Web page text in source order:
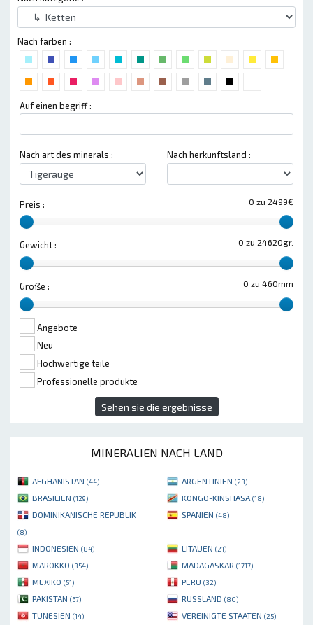
Nach farben :
Auf einen begriff :
Nach art des minerals : Nach herkunftsland :
0 zu 2499€
Preis :
0 zu 24620gr.
Gewicht :
0 zu 460mm
Größe :
Angebote
Neu
Hochwertige teile
Professionelle produkte
Sehen sie die ergebnisse
MINERALIEN NACH LAND
AFGHANISTAN (44) ARGENTINIEN (23)
BRASILIEN (129) KONGO-KINSHASA (18)
DOMINIKANISCHE REPUBLIK
(8)
SPANIEN (48)
INDONESIEN (84) LITAUEN (21)
MAROKKO (354) MADAGASKAR (1717)
MEXIKO (51) PERU (32)
PAKISTAN (67) RUSSLAND (80)
TUNESIEN (14) VEREINIGTE STAATEN (25)